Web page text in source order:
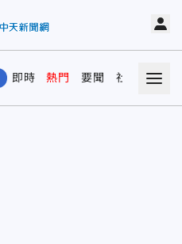
即時 熱門 要聞 社會 娛樂